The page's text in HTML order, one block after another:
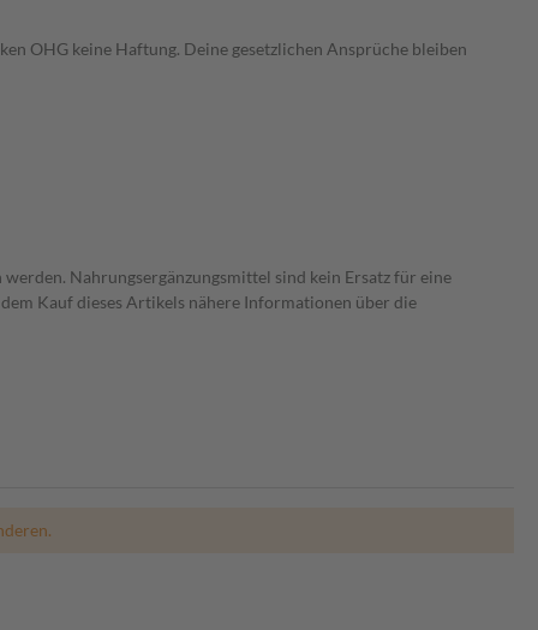
OHG keine Haftung. Deine gesetzlichen Ansprüche bleiben
Nahrungsergänzungsmittel sind kein Ersatz für eine
Kauf dieses Artikels nähere Informationen über die